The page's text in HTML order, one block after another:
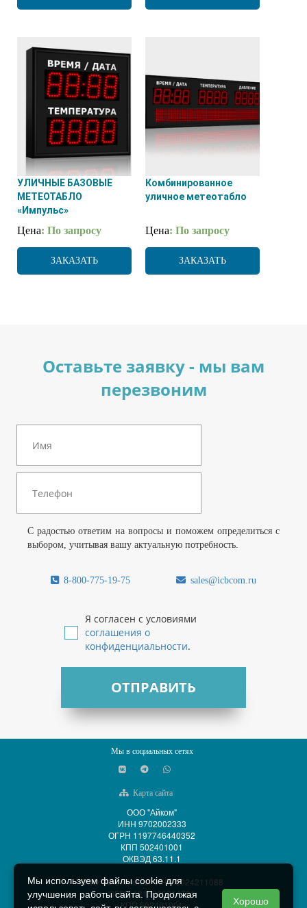
УЛИЧНЫЕ БАЗОВЫЕ
МЕТЕОТАБЛО
«Импульс»
Цена: По запросу
ЗАКАЗАТЬ
Комбинированное
уличное метеотабло
Цена: По запросу
ЗАКАЗАТЬ
Оставьте заявку - мы вам
перезвоним
С радостью ответим на вопросы и поможем определиться с
выбором, учитывая вашу актуальную потребность.
8-800-775-19-75 sales@icbcom.ru
Я согласен с условиями
соглашения о
конфиденциальности.
ОТПРАВИТЬ
Мы в социальных сетях
Карта сайта
ООО "Айком"
ИНН 9702002333
ОГРН 1197746440352
КПП 502401001
ОКВЭД 63.11.1
ООО "АйСиБиКом" ИНН 5024211088
ОГРН 1215000014701
КПП 502401001
Мы используем файлы cookie для
улучшения работы сайта. Продолжая
Хорошо